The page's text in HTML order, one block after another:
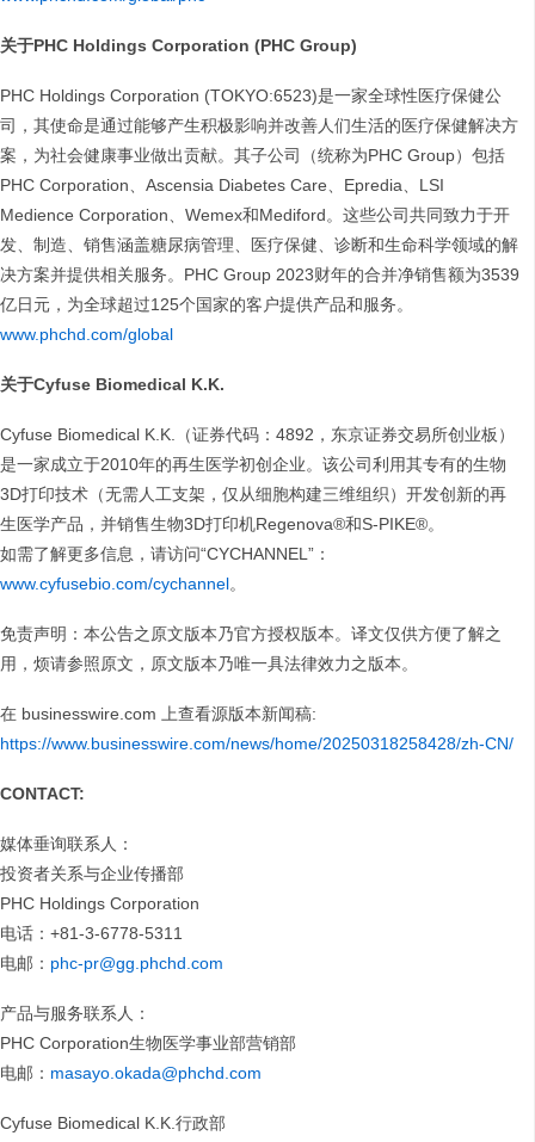
关于PHC Holdings Corporation (PHC Group)
PHC Holdings Corporation (TOKYO:6523)是一家全球性医疗保健公
司，其使命是通过能够产生积极影响并改善人们生活的医疗保健解决方
案，为社会健康事业做出贡献。其子公司（统称为PHC Group）包括
PHC Corporation、Ascensia Diabetes Care、Epredia、LSI
Medience Corporation、Wemex和Mediford。这些公司共同致力于开
发、制造、销售涵盖糖尿病管理、医疗保健、诊断和生命科学领域的解
决方案并提供相关服务。PHC Group 2023财年的合并净销售额为3539
亿日元，为全球超过125个国家的客户提供产品和服务。
www.phchd.com/global
关于Cyfuse Biomedical K.K.
Cyfuse Biomedical K.K.（证券代码：4892，东京证券交易所创业板）
是一家成立于2010年的再生医学初创企业。该公司利用其专有的生物
3D打印技术（无需人工支架，仅从细胞构建三维组织）开发创新的再
生医学产品，并销售生物3D打印机Regenova®和S-PIKE®。
如需了解更多信息，请访问“CYCHANNEL”：
www.cyfusebio.com/cychannel。
免责声明：本公告之原文版本乃官方授权版本。译文仅供方便了解之
用，烦请参照原文，原文版本乃唯一具法律效力之版本。
在 businesswire.com 上查看源版本新闻稿:
https://www.businesswire.com/news/home/20250318258428/zh-CN/
CONTACT:
媒体垂询联系人：
投资者关系与企业传播部
PHC Holdings Corporation
电话：+81-3-6778-5311
电邮： phc-pr@gg.phchd.com
产品与服务联系人：
PHC Corporation生物医学事业部营销部
电邮： masayo.okada@phchd.com
Cyfuse Biomedical K.K.行政部